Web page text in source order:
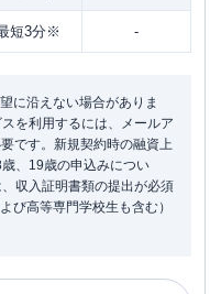
短3分※ -
に沿えない場合がありま
を利用するには、メールア
です。新規契約時の融資上
、19歳の申込みについ
収入証明書類の提出が必須
び高等専門学校生も含む）